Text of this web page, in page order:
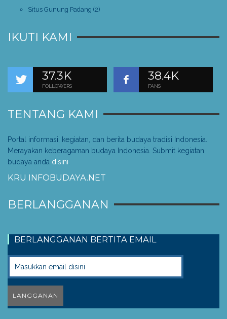
Situs Gunung Padang (2)
IKUTI KAMI
37.3K
FOLLOWERS
38.4K
FANS
TENTANG KAMI
Portal informasi, kegiatan, dan berita budaya tradisi Indonesia.
Merayakan keberagaman budaya Indonesia. Submit kegiatan
budaya anda disini
KRU INFOBUDAYA.NET
BERLANGGANAN
BERLANGGANAN BERTITA EMAIL